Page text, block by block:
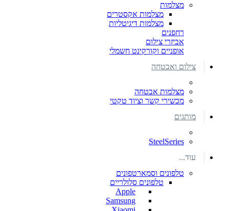
מצלמות
מצלמות אקסטרים
מצלמות דיגיטליות
רחפנים
אביזרי צילום
אופניים וקורקינט חשמלי
צילום ואבטחה
מצלמות אבטחה
מכשירי קשר וציוד טקטי
מותגים
SteelSeries
עוד...
טלפונים וסמארטפונים
טלפונים סלולריים
Apple
Samsung